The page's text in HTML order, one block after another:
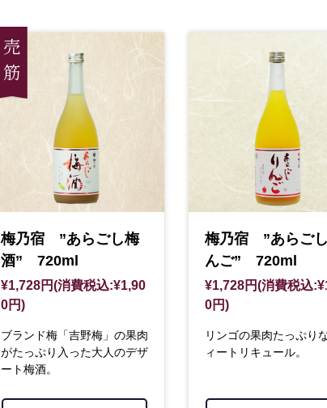
梅乃宿 ”あらごし梅
酒” 720ml
¥1,728円(消費税込:¥1,90
0円)
ブランド梅「吉野梅」の果肉
がたっぷり入った大人のデザ
ート梅酒。
梅乃宿 ”あらご
んご” 720ml
¥1,728円(消費税込
0円)
リンゴの果肉たっぷり
ィートリキュール。